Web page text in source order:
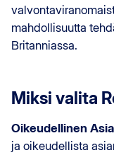
mahdollisuutta
Britanniassa.
Miksi valita
Oikeudellinen
ja oikeudellista